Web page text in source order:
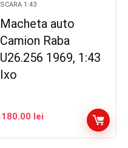
SCARA 1:43
Macheta auto
Camion Raba
U26.256 1969, 1:43
Ixo
180.00 lei